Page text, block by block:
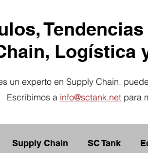
Logística
un experto en Supply Chain,
Escribimos a info@sctank.net para
Supply Chain SC Tank